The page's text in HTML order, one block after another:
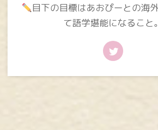
目下の目標はあおぴーとの海
て語学堪能になること。